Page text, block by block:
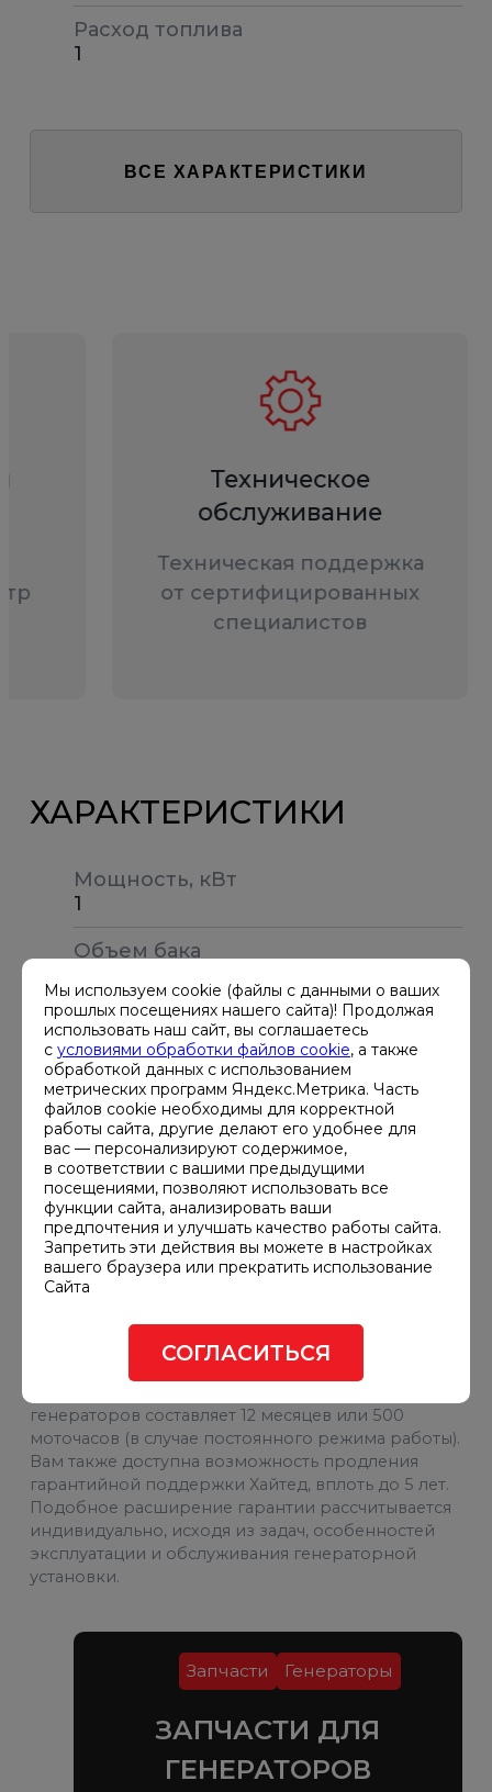
Расход топлива
1
ВСЕ ХАРАКТЕРИСТИКИ
Техническое
обслуживание
Техническая поддержка
от сертифицированных
специалистов
ХАРАКТЕРИСТИКИ
Мощность, кВт
1
Объем бака
Расход топлива
1
Максимальная мощность (кВА)
10
Исполнение
Кожух
Бренд двигателя
Perkins
генераторов составляет 12 месяцев или 500
моточасов (в случае постоянного режима работы).
Вам также доступна возможность продления
гарантийной поддержки Хайтед, вплоть до 5 лет.
Подобное расширение гарантии рассчитывается
индивидуально, исходя из задач, особенностей
эксплуатации и обслуживания генераторной
установки.
Запчасти Генераторы
ЗАПЧАСТИ ДЛЯ
ГЕНЕРАТОРОВ
Мы используем cookie (файлы с данными о ваших
прошлых посещениях нашего сайта)! Продолжая
использовать наш сайт, вы соглашаетесь
с условиями обработки файлов cookie, а также
обработкой данных с использованием
метрических программ Яндекс.Метрика. Часть
файлов cookie необходимы для корректной
работы сайта, другие делают его удобнее для
вас — персонализируют содержимое,
в соответствии с вашими предыдущими
посещениями, позволяют использовать все
функции сайта, анализировать ваши
предпочтения и улучшать качество работы сайта.
Запретить эти действия вы можете в настройках
вашего браузера или прекратить использование
Сайта
СОГЛАСИТЬСЯ